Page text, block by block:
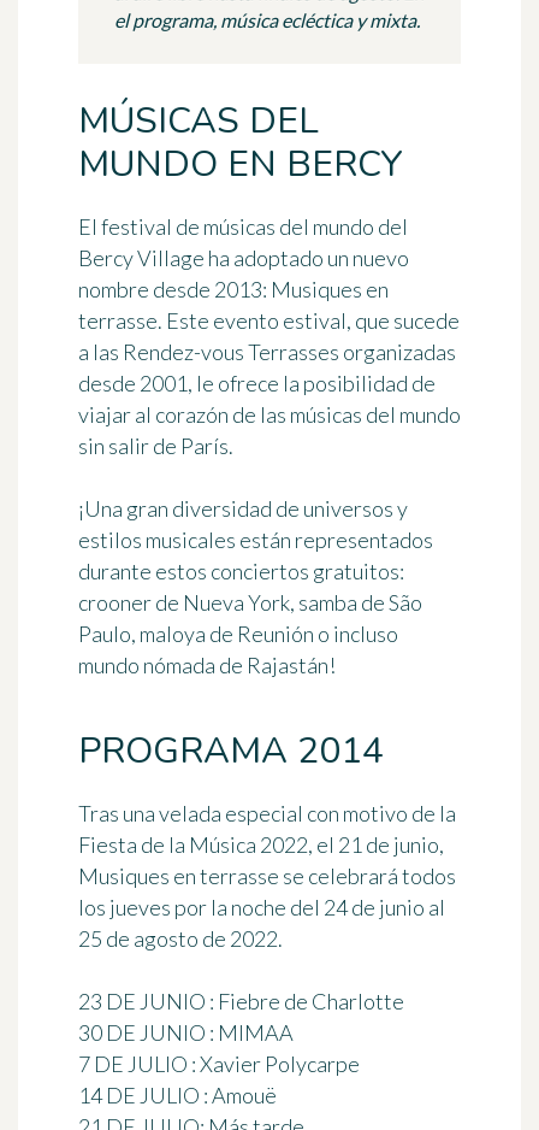
el programa, música ecléctica y mixta.
MÚSICAS DEL
MUNDO EN BERCY
El festival de músicas del mundo del
Bercy Village ha adoptado un nuevo
nombre desde 2013: Musiques en
terrasse. Este evento estival, que sucede
a las Rendez-vous Terrasses organizadas
desde 2001, le ofrece la posibilidad de
viajar al corazón de las músicas del mundo
sin salir de París.
¡Una gran diversidad de universos y
estilos musicales están representados
durante estos conciertos gratuitos:
crooner de Nueva York, samba de São
Paulo, maloya de Reunión o incluso
mundo nómada de Rajastán!
PROGRAMA 2014
Tras una velada especial con motivo de la
Fiesta de la Música 2022, el 21 de junio,
Musiques en terrasse se celebrará todos
los jueves por la noche del 24 de junio al
25 de agosto de 2022.
23 DE JUNIO : Fiebre de Charlotte
30 DE JUNIO : MIMAA
7 DE JULIO : Xavier Polycarpe
14 DE JULIO : Amouë